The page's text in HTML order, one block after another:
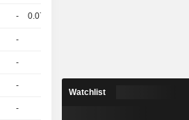
- 0.077
-
-
-
-
Watchlist